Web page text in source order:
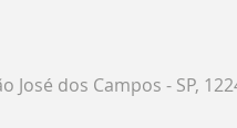
José dos Campos - SP,